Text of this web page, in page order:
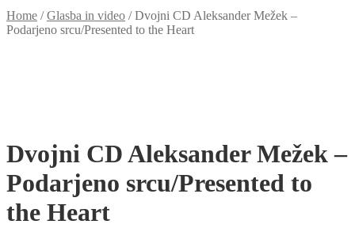
Home /Glasba in video /Dvojni CD Aleksander Mežek –
Podarjeno srcu/Presented to the Heart
Dvojni CD Aleksander Mežek –
Podarjeno srcu/Presented to
the Heart